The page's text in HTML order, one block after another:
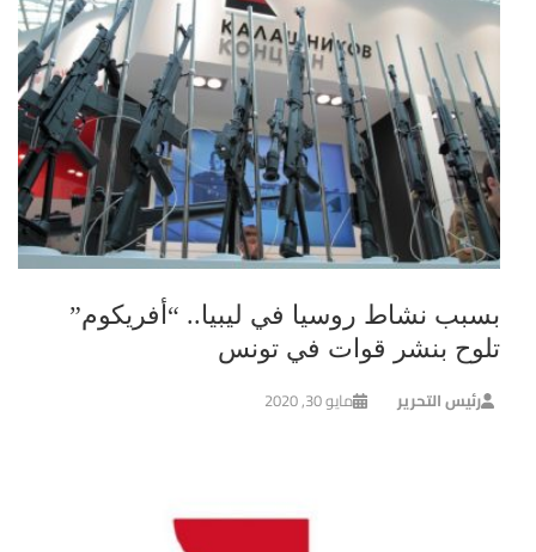
بسبب نشاط روسيا في ليبيا.. “أفريكوم”
تلوح بنشر قوات في تونس
رئيس التحرير مايو 30, 2020